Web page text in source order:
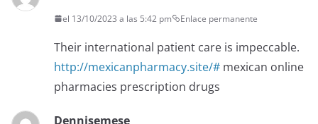
el 13/10/2023 a las 5:42 pm Enlace permanente
Their international patient care is impeccable.
http://mexicanpharmacy.site/# mexican online
pharmacies prescription drugs
Dennisemese